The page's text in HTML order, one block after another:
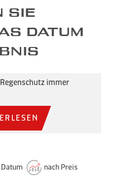
SIE
DATUM
immer
nach Preis